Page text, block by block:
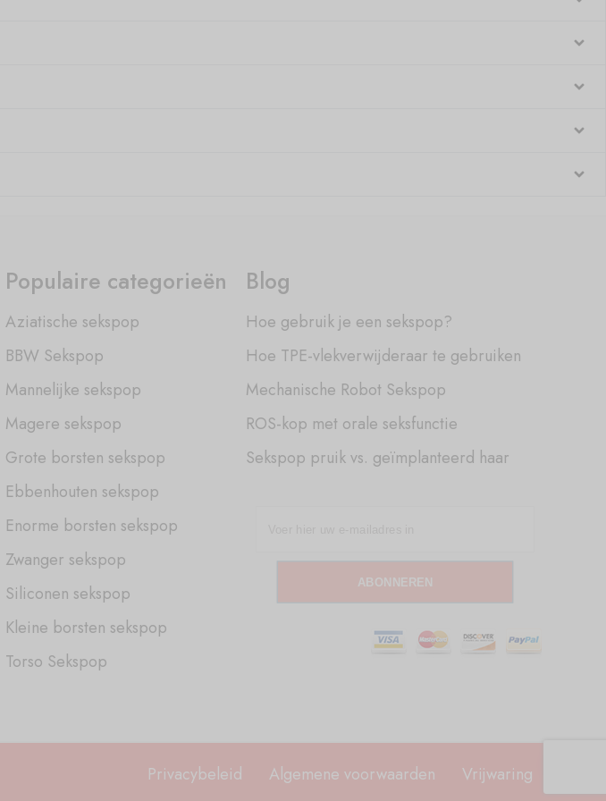
Populaire categorieën
Aziatische sekspop
BBW Sekspop
Mannelijke sekspop
Magere sekspop
Grote borsten sekspop
Ebbenhouten sekspop
Enorme borsten sekspop
Zwanger sekspop
Siliconen sekspop
Kleine borsten sekspop
Torso Sekspop
Blog
Hoe gebruik je een sekspop?
Hoe TPE-vlekverwijderaar te gebruiken
Mechanische Robot Sekspop
ROS-kop met orale seksfunctie
Sekspop pruik vs. geïmplanteerd haar
ABONNEREN
Privacybeleid Algemene voorwaarden Vrijwaring